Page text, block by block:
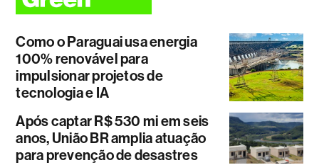
Como o Paraguai usa energia
100% renovável para
impulsionar projetos de
tecnologia e IA
Após captar R$ 530 mi em seis
anos, União BR amplia atuação
para prevenção de desastres